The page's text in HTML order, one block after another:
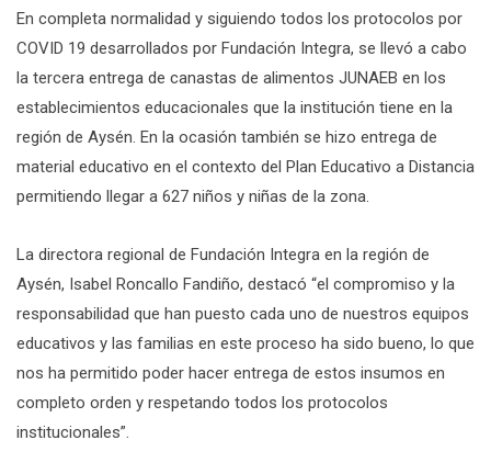
En completa normalidad y siguiendo todos los protocolos por
COVID 19 desarrollados por Fundación Integra, se llevó a cabo
la tercera entrega de canastas de alimentos JUNAEB en los
establecimientos educacionales que la institución tiene en la
región de Aysén. En la ocasión también se hizo entrega de
material educativo en el contexto del Plan Educativo a Distancia
permitiendo llegar a 627 niños y niñas de la zona.
La directora regional de Fundación Integra en la región de
Aysén, Isabel Roncallo Fandiño, destacó “el compromiso y la
responsabilidad que han puesto cada uno de nuestros equipos
educativos y las familias en este proceso ha sido bueno, lo que
nos ha permitido poder hacer entrega de estos insumos en
completo orden y respetando todos los protocolos
institucionales”.